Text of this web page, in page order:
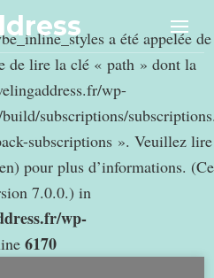
a été appelée de
de lire la clé « path » dont la
wp-
subscriptions/
subscriptions ». Veuillez lire
pour plus d’informations. (Ce
7.0.0.) in
wp-
6170